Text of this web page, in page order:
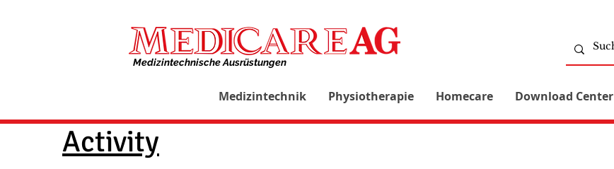
Medizintechnische Ausrüstungen​
Medizintechnik Physiotherapie Homecare Download Center
Activity